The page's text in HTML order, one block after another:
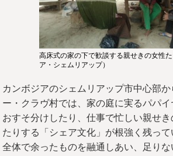
高床式の家の下で歓談する親せきの女性
ア・シェムリアップ）
カンボジアのシェムリアップ市中心部
ー・クラヴ村では、家の庭に実るパパ
おすそ分けしたり、仕事で忙しい親せ
たりする「シェア文化」が根強く残っ
全体で余ったものを融通しあい、足りな